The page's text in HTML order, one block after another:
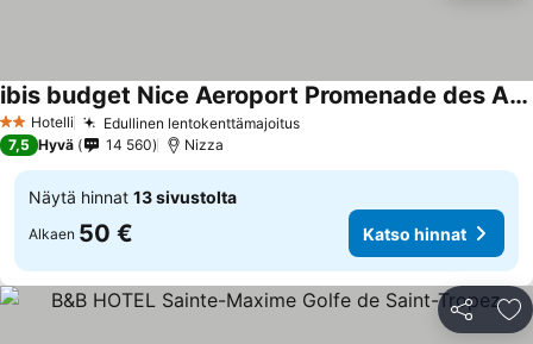
2 Tähtiluokitus
Hotelli Edullinen lentokenttämajoitusKatso hinnat
ibis budget Nice Aeroport Promenade des Anglais
Katso hinnat
7,5 Hyvä 14 560 Nizza
Näytä hinnat 13 sivustolta
Alkaen 50 € Katso hinnat
Jaa